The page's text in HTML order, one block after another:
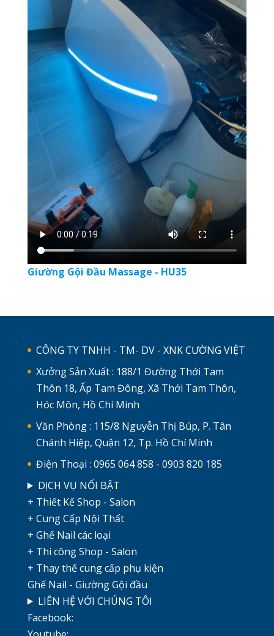
Giường Gội Đầu Massage - HU35
CÔNG TY TNHH - TM- DV - XNK CƯỜNG VIỆT
Xưởng Sản Xuất : 188/1 Đường Thới Tam
Thôn 18, Ấp Tam Đông, Xã Thới Tam Thôn,
Hóc Môn, Hồ Chí Minh
Văn Phòng : 115/8 Nguyễn Thị Búp, P. Tân
Chánh Hiệp, Quận 12, Tp. Hồ Chí Minh
Điện Thoại : 0965 064 858 - 0903 820 185
DỊCH VỤ NỔI BẬT
+ Thiết Kế Shop - Salon
+ Cung Cấp Nội Thất
+ Ghế Nail các loại
+ Thi công Shop - Salon
+ Thay thế cung cấp phụ kiện
Ghế Nail - Giường Gội đầu
LIÊN HỆ VỚI CHÚNG TÔI
Facebook: